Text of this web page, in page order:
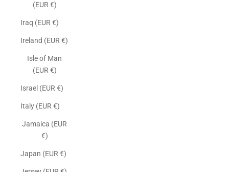
(EUR €)
Iraq (EUR €)
Ireland (EUR €)
Isle of Man
(EUR €)
Israel (EUR €)
Italy (EUR €)
Jamaica (EUR
€)
Japan (EUR €)